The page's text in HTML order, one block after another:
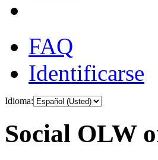
FAQ
Identificarse
Idioma:
Social OLW